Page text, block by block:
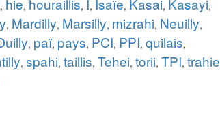
, hie, houraillis, I, Isaïe, Kasai, Kasayi,
, Mardilly, Marsilly, mizrahi, Neuilly,
, paï, pays, PCI, PPI, quilais,
, spahi, taillis, Tehei, torii, TPI, trahie